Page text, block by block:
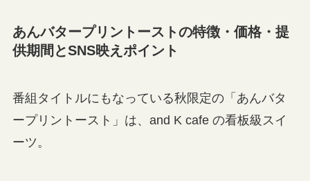
あんバタープリントーストの特徴・価格・提
供期間とSNS映えポイント
番組タイトルにもなっている秋限定の「あんバタ
ープリントースト」は、and K cafe の看板級スイ
ーツ。